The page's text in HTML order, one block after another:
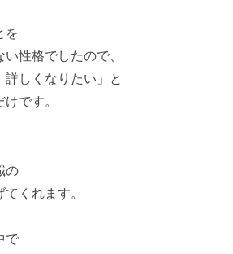
を
性格でしたので、
しくなりたい」と
です。
の
くれます。
で